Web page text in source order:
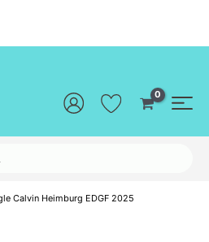
Calvin Heimburg EDGF 2025